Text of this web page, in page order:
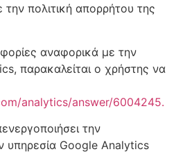
πολιτική απορρήτου της
αναφορικά με την
παρακαλείται ο χρήστης να
analytics/answer/6004245.
την
υπηρεσία Google Analytics